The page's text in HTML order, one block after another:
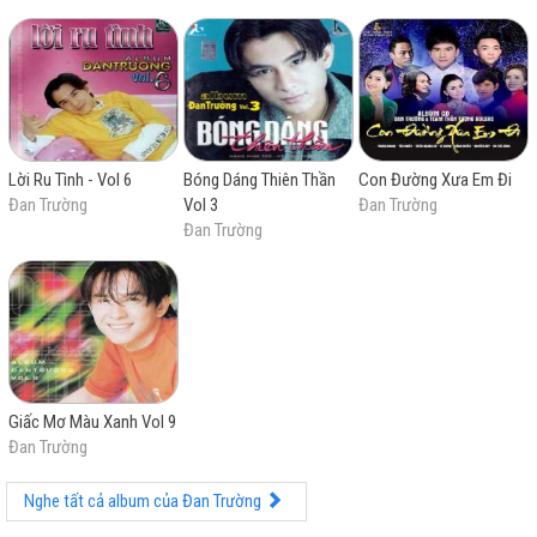
đã mang đến thành công bất ngờ, tiếp nối là những bản
hit lớn như "Mưa trên cuộc tình", "Bước chân lẻ loi" và
đặc biệt là "Đi về nơi xa". Phong cách âm nhạc của anh
có ảnh hưởng lớn từ dòng nhạc Cantopop, anh đạt
thành công ở nhiều dòng nhạc khác nhau, từ nhạc trẻ
đến nhạc truyền thống và dân ca trữ tình.
Trong suốt sự nghiệp ca hát hơn 20 năm, Đan Trường
đã nhận được nhiều giải thưởng âm nhạc, phần lớn là
danh hiệu "Ca sĩ được yêu thích nhất" và "Nam ca sĩ
được yêu thích nhất" liên tiếp nhiều năm của nhiều giải
thưởng như Làn Sóng Xanh, Giải Mai Vàng, Ngôi sao
Bạch Kim, HTV Awards và Zing Music Awards, trước khi
anh tự rút lui. Anh thắng 1 giải "Ca sĩ của năm" tại Giải
thưởng Làn Sóng Xanh và nhận 1 đề cử "Ca sĩ của
năm" tại Giải thưởng Âm nhạc Cống hiến, ngoài ra còn
những giải thưởng khác như VTV Bài hát tôi yêu và
cạnh ca hát, anh còn tham gia vào lĩnh vực phim ảnh
với các bộ phim nổi bật như: Võ lâm truyền kỳ (2007),
Lời Ru Tình - Vol 6
Đan Trường
Bóng Dáng Thiên Thần
Vol 3
Đan Trường
Con Đường Xưa Em Đi
Đan Trường
Giấc Mơ Màu Xanh Vol 9
Đan Trường
Nghe tất cả album của Đan Trường